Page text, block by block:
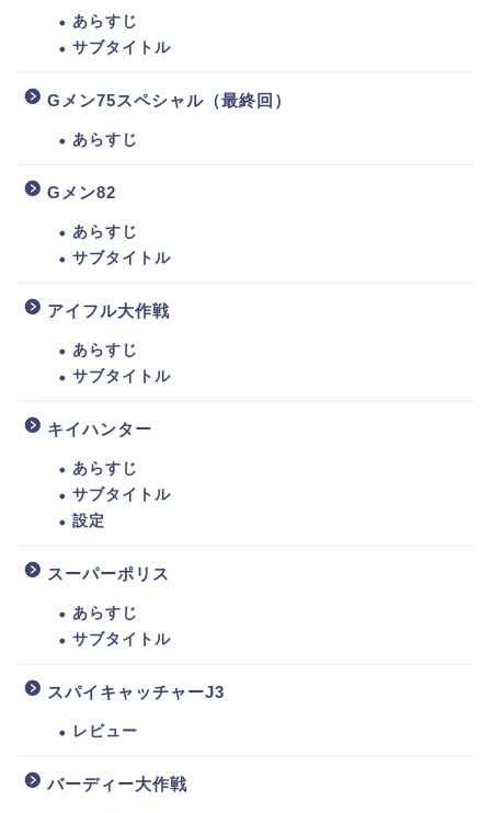
あらすじ
サブタイトル
Gメン75スペシャル（最終回）
あらすじ
Gメン82
あらすじ
サブタイトル
アイフル大作戦
あらすじ
サブタイトル
キイハンター
あらすじ
サブタイトル
設定
スーパーポリス
あらすじ
サブタイトル
スパイキャッチャーJ3
レビュー
バーディー大作戦